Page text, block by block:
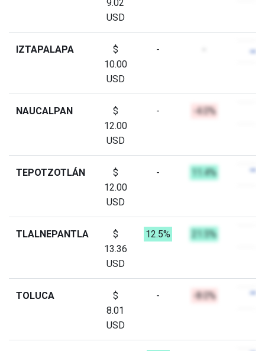
9.02
USD
IZTAPALAPA
$
10.00
USD
-
NAUCALPAN
$
12.00
USD
- -4.0%
TEPOTZOTLÁN
$
12.00
USD
- 11.4%
TLALNEPANTLA
$
13.36
USD
12.5% 21.5%
TOLUCA
$
8.01
USD
- -8.0%